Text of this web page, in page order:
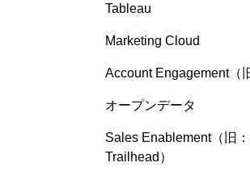
Tableau
Marketing Cloud
Account Engagement（
オープンデータ
Sales Enablement（旧
Trailhead）